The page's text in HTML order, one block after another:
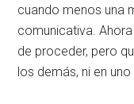
cuando menos una
comunicativa.
de proceder, pero
los demás, ni en